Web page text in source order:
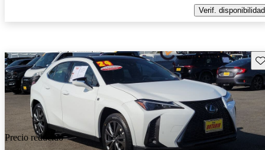
Verif. disponibilidad
Precio reducido